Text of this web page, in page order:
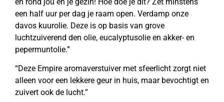
een half uur per dag je raam open. Verdamp onze
davos kuurolie. Deze is op basis van grove
luchtzuiverend den olie, eucalyptusolie en akker- en
pepermuntolie.”
“Deze Empire aromaverstuiver met sfeerlicht zorgt niet
alleen voor een lekkere geur in huis, maar bevochtigt en
zuivert ook de lucht.”